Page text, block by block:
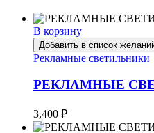
В корзину
Добавить в список
Рекламные светильники
РЕКЛАМНЫЕ
3,400 ₽